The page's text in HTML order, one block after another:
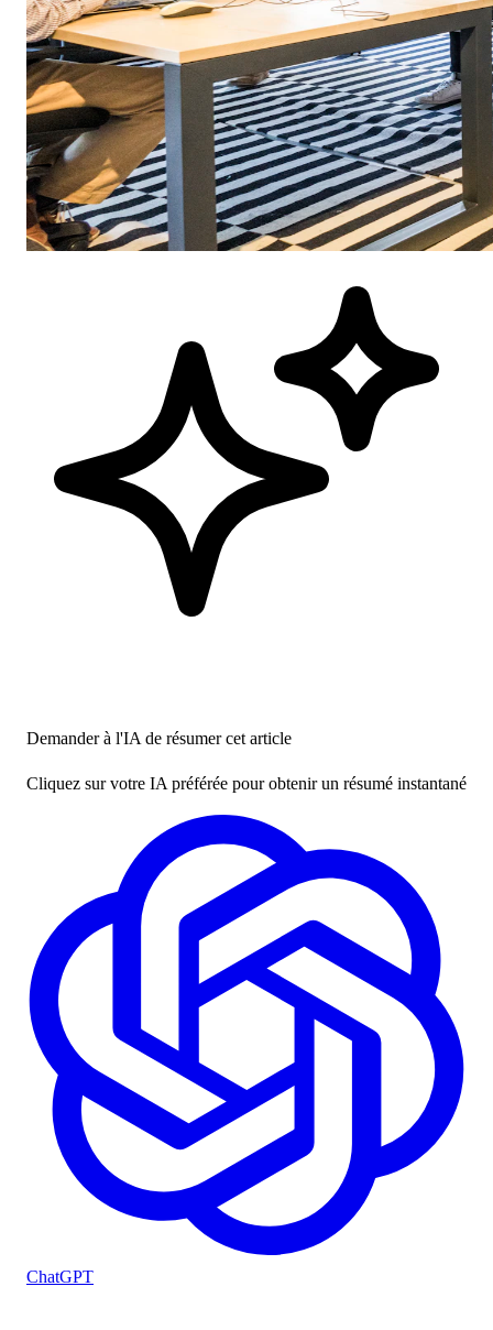
Demander à l'IA de résumer cet article
Cliquez sur votre IA préférée pour obtenir un résumé instantané
ChatGPT